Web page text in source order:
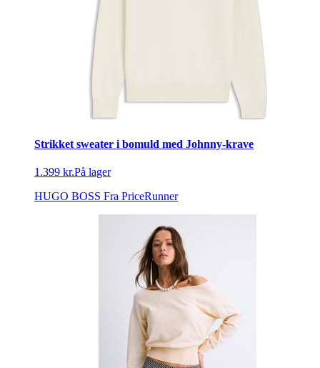
Strikket sweater i bomuld med Johnny-krave
1.399 kr.På lager
HUGO BOSS Fra PriceRunner